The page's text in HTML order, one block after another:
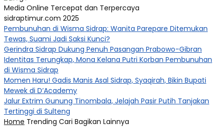
Media Online Tercepat dan Terpercaya
sidraptimur.com 2025
Pembunuhan di Wisma Sidrap: Wanita Parepare Ditemukan
Tewas, Suami Jadi Saksi Kunci?
Gerindra Sidrap Dukung Penuh Pasangan Prabowo-Gibran
Identitas Terungkap, Mona Kelana Putri Korban Pembunuhan
di Wisma Sidrap
Momen Haru! Gadis Manis Asal Sidrap, Syaqirah, Bikin Bupati
Mewek di D’Academy​
Jalur Extrim Gunung Tinombala, Jelajah Pasir Putih Tanjakan
Tertinggi di Sulteng
Home Trending Cari Bagikan Lainnya